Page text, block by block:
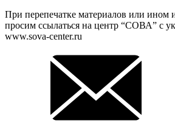
При перепечатке материалов или ином
просим ссылаться на центр “СОВА” с
www.sova-center.ru